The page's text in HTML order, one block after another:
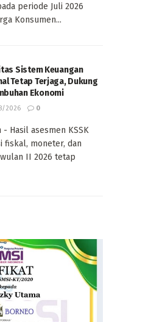
periode Juli 2026
Konsumen...
Sistem Keuangan
Tetap Terjaga, Dukung
Ekonomi
2026 0
Hasil asesmen KSSK
fiskal, moneter, dan
II 2026 tetap